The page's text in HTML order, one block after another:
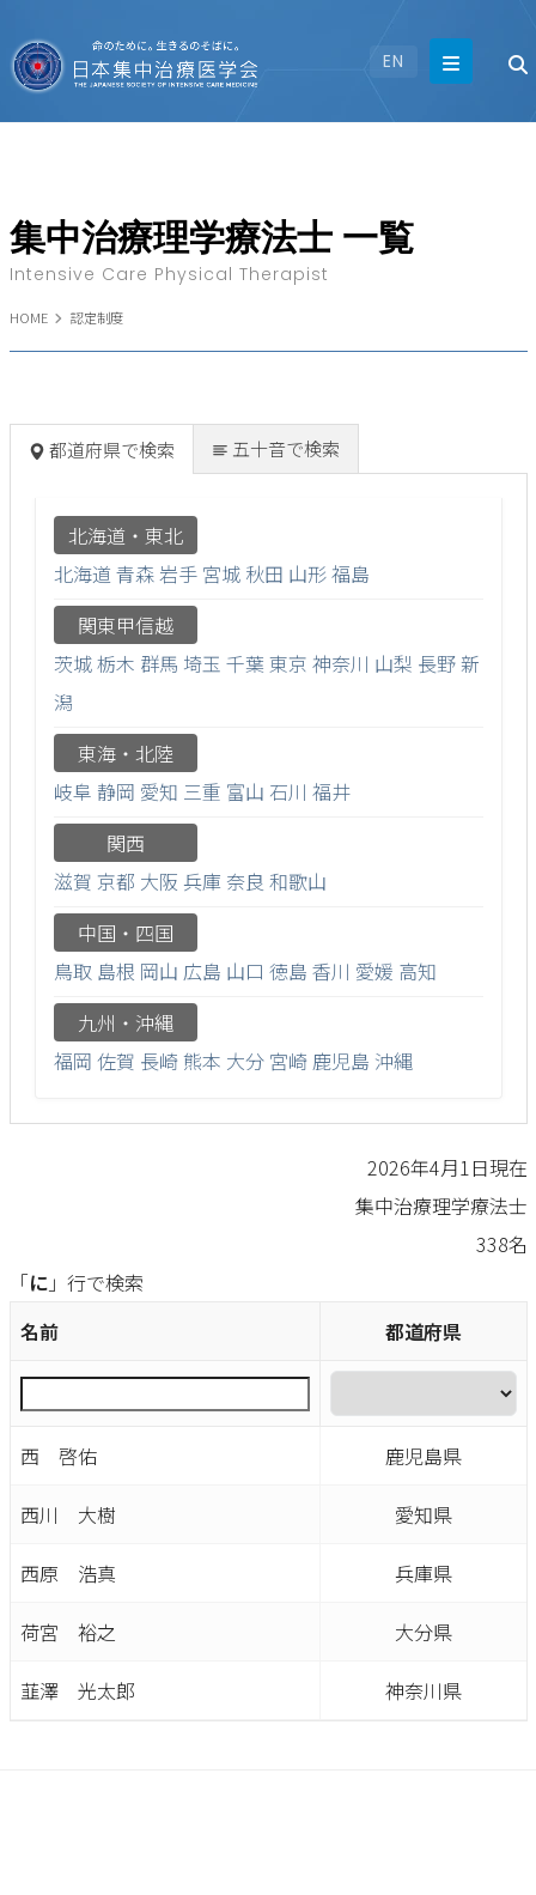
EN
HOME 認定制度
集中治療理学療法士 一覧
Intensive Care Physical Therapist
都道府県で検索 五十音で検索
北海道・東北
北海道 青森岩手 宮城 秋田 山形福島
関東甲信越
茨城栃木 群馬 埼玉 千葉 東京 神奈川 山梨 長野新
潟
東海・北陸
岐阜 静岡 愛知 三重 富山 石川 福井
関西
滋賀 京都 大阪 兵庫 奈良 和歌山
中国・四国
鳥取 島根 岡山 広島 山口 徳島 香川 愛媛 高知
九州・沖縄
福岡 佐賀 長崎熊本 大分 宮崎 鹿児島 沖縄
2026年4月1日現在
集中治療理学療法士
338名
「に」行で検索
名前
都道府県
西 啓佑 鹿児島県
西川 大樹 愛知県
西原 浩真 兵庫県
荷宮 裕之 大分県
韮澤 光太郎 神奈川県